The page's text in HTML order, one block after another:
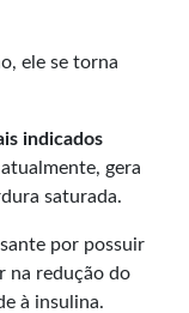
ele se torna
indicados
gera
saturada.
por possuir
na redução do
à insulina.